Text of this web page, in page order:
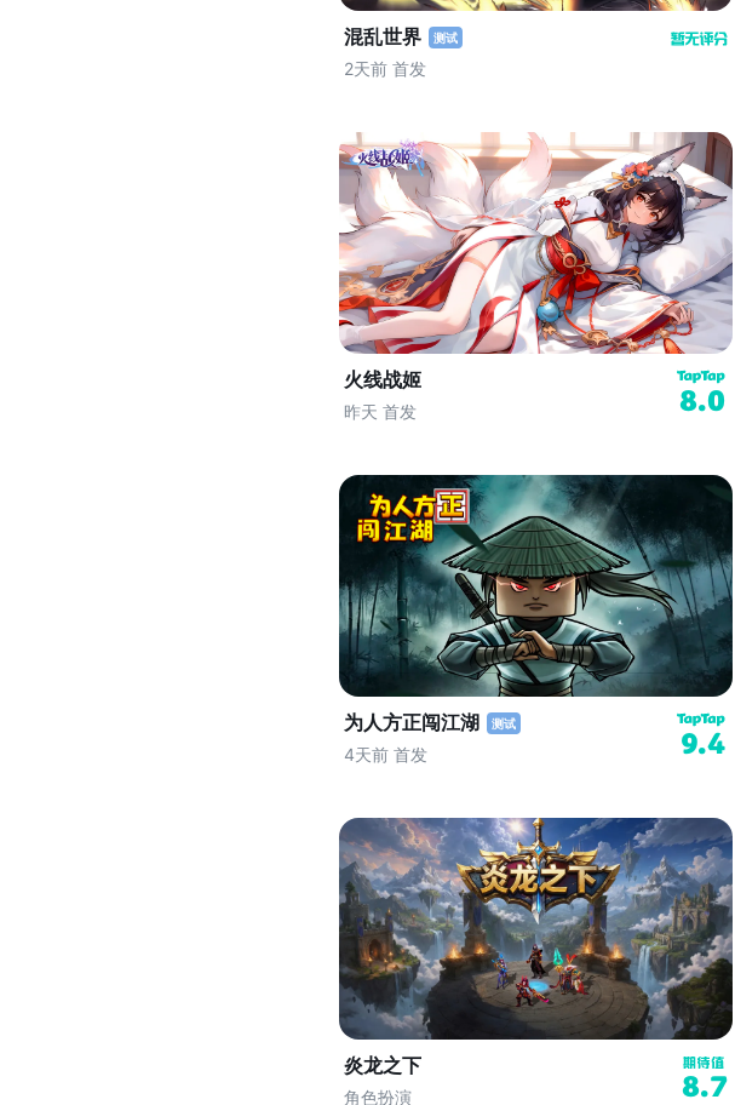
混乱世界 测试
2天前 首发
火线战姬
昨天 首发 8.0
为人方正闯江湖 测试
4天前 首发 9.4
炎龙之下
角色扮演 8.7